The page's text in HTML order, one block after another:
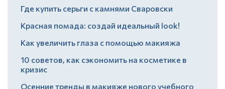
Где купить серьги с камнями Сваровски
Красная помада: создай идеальный look!
Как увеличить глаза с помощью макияжа
10 советов, как сэкономить на косметике в
кризис
Осенние тренды в макияже нового учебного